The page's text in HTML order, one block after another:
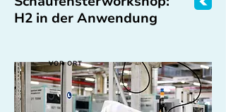
H2 in der Anwendung
VOR ORT